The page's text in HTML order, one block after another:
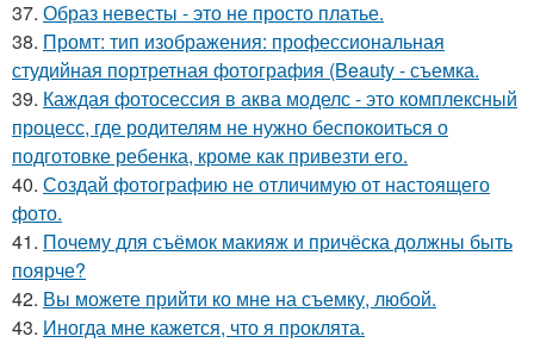
37. Образ невесты - это не просто платье.
38. Промт: тип изображения: профессиональная
студийная портретная фотография (Beauty - съемка.
39. Каждая фотосессия в аква моделс - это комплексный
процесс, где родителям не нужно беспокоиться о
подготовке ребенка, кроме как привезти его.
40. Создай фотографию не отличимую от настоящего
фото.
41. Почему для съёмок макияж и причёска должны быть
поярче?
42. Вы можете прийти ко мне на съемку, любой.
43. Иногда мне кажется, что я проклята.